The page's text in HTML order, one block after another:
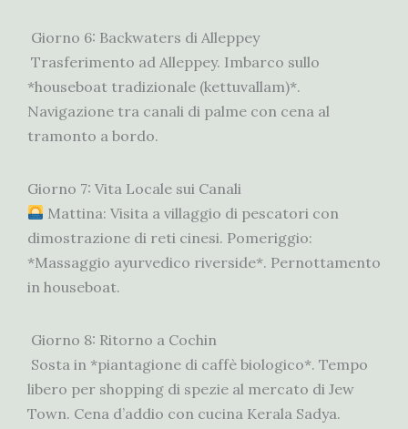
Giorno 6: Backwaters di Alleppey
Trasferimento ad Alleppey. Imbarco sullo
*houseboat tradizionale (kettuvallam)*.
Navigazione tra canali di palme con cena al
tramonto a bordo.
Giorno 7: Vita Locale sui Canali
Mattina: Visita a villaggio di pescatori con
dimostrazione di reti cinesi. Pomeriggio:
*Massaggio ayurvedico riverside*. Pernottamento
in houseboat.
Giorno 8: Ritorno a Cochin
Sosta in *piantagione di caffè biologico*. Tempo
libero per shopping di spezie al mercato di Jew
Town. Cena d’addio con cucina Kerala Sadya.